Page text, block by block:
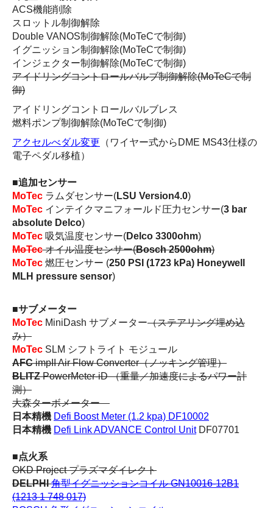
ACS機能削除
スロットル制御解除
Double VANOS制御解除(MoTeCで制御)
イグニッション制御解除(MoTeCで制御)
インジェクター制御解除(MoTeCで制御)
アイドリングコントロールバルブ制御解除(MoTeCで制
御)
アイドリングコントロールバルブレス
燃料ポンプ制御解除(MoTeCで制御)
アクセルべダル変更 （ワイヤー式からDME MS43仕様の
電子ペダル移植）
■追加センサー
MoTec ラムダセンサー(LSU Version4.0)
MoTec インテイクマニフォールド圧力センサー(3 bar
absolute Delco)
MoTec 吸気温度センサー(Delco 3300ohm)
MoTecオイル温度センサー(Bosch 2500ohm)
MoTec 燃圧センサー (250 PSI (1723 kPa) Honeywell
MLH pressure sensor)
■サブメーター
MoTec MiniDash サブメーター（ステアリング埋め込
み）
MoTec SLM シフトライト モジュール
AFCimpII Air Flow Converter（ノッキング管理）
BLITZPowerMeter-iD （重量／加速度によるパワー計
測）
大森ターボメーター
日本精機 Defi Boost Meter (1.2 kpa) DF10002
日本精機 Defi Link ADVANCE Control UnitDF07701
■点火系
OKD Project プラズマダイレクト
DELPHI 角型イグニッションコイル GN10016-12B1
(1213 1 748 017)